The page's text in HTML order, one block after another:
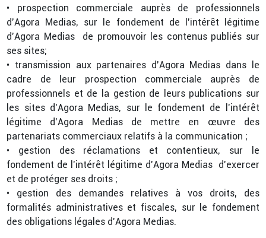
• prospection commerciale auprès de professionnels
d’Agora Medias, sur le fondement de l’intérêt légitime
d’Agora Medias de promouvoir les contenus publiés sur
ses sites;
• transmission aux partenaires d’Agora Medias dans le
cadre de leur prospection commerciale auprès de
professionnels et de la gestion de leurs publications sur
les sites d’Agora Medias, sur le fondement de l’intérêt
légitime d’Agora Medias de mettre en œuvre des
partenariats commerciaux relatifs à la communication ;
• gestion des réclamations et contentieux, sur le
fondement de l’intérêt légitime d’Agora Medias d’exercer
et de protéger ses droits ;
• gestion des demandes relatives à vos droits, des
formalités administratives et fiscales, sur le fondement
des obligations légales d’Agora Medias.